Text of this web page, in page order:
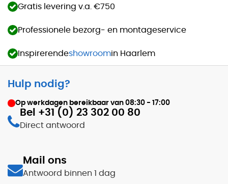
Gratis levering v.a. €750
Professionele bezorg- en montageservice
Inspirerendeshowroomin Haarlem
Hulp nodig?
Op werkdagen bereikbaar van 08:30 - 17:00
Bel +31 (0) 23 302 00 80
Direct antwoord
Mail ons
Antwoord binnen 1 dag